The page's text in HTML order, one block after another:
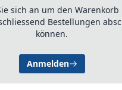
sich an um den Warenkorb
Bestellungen
können.
Anmelden